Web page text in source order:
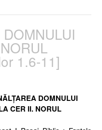
1.6-11]
DOMNULUI
CER II. NORUL